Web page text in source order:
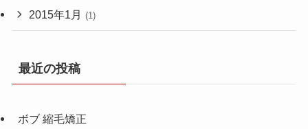
2015年1月 (1)
最近の投稿
ボブ 縮毛矯正